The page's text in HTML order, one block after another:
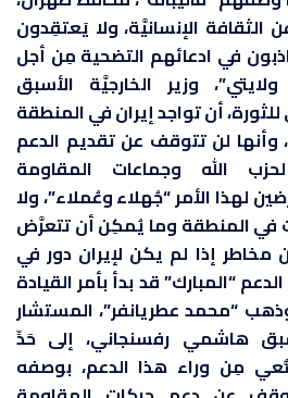
الثقافة الإنسانيَّة، ولا يَعتقِدون
في ادعائهم التضحية مِن أجل
وزير الخارجيَّة الأسبق
أن تواجد إيران في المنطقة
وأنها لن تتوقف عن تقديم الدعم
الله وجماعات المقاومة
لهذا الأمر “جُهلاء وعُملاء”، ولا
في المنطقة وما يُمكِن أن تتعرَّض
مخاطر إذا لم يكن لإيران دور في
“المبارك” قد بدأ بأمر القيادة
“محمد عطريانفر”، المستشار
هاشمي رفسنجاني، إلى حَدِّ
مِن وراء هذا الدعم، بوصفه